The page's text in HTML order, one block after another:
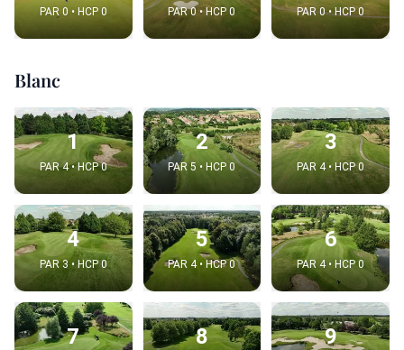
PAR 0 • HCP 0 PAR 0 • HCP 0 PAR 0 • HCP 0
Blanc
1
PAR 4 • HCP 0
2
PAR 5 • HCP 0
3
PAR 4 • HCP 0
4
PAR 3 • HCP 0
5
PAR 4 • HCP 0
6
PAR 4 • HCP 0
7 8 9